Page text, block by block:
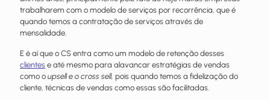
trabalharem com o modelo de serviços por recorrência, que é
quando temos a contratação de serviços através de
mensalidade.
E é aí que o CS entra como um modelo de retenção desses
clientes e até mesmo para alavancar estratégias de vendas
como o upsell e o cross sell, pois quando temos a fidelização do
cliente, técnicas de vendas como essas são facilitadas.